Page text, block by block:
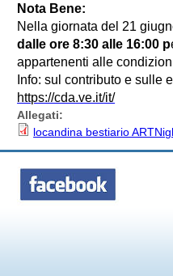
Nota Bene:
Nella giornata del 21
dalle ore 8:30 alle 16:00 p
appartenenti alle
Info: sul contributo e sulle
https://cda.ve.it/it/
Allegati:
locandina bestiario